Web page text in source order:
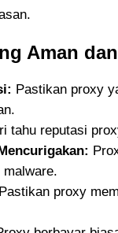
Aman
Pastikan proxy
tahu reputasi
malware.
Pastikan proxy